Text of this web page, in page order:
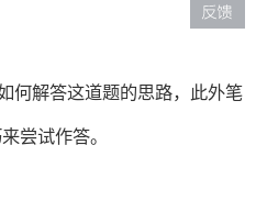
何解答这道题的思路，此外笔
尝试作答。